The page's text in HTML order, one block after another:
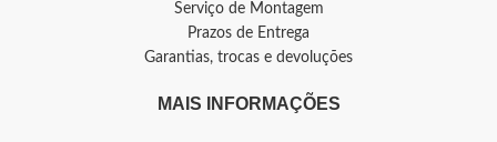
Serviço de Montagem
Prazos de Entrega
Garantias, trocas e devoluções
MAIS INFORMAÇÕES